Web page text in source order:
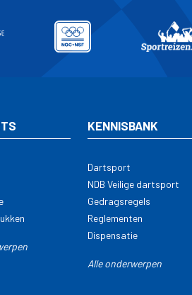
KENNISBANK
Dartsport
NDB Veilige dartsport
Gedragsregels
Reglementen
Dispensatie
Alle onderwerpen